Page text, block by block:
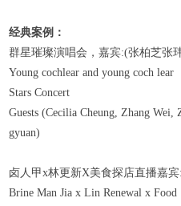
经典案例：
群星璀璨演唱会，嘉宾:(张柏芝张
Young cochlear and young coch lear
Stars Concert
Guests (Cecilia Cheung, Zhang
gyuan)
卤人甲x林更新X美食探店直播嘉
Brine Man Jia x Lin Renewal x Food